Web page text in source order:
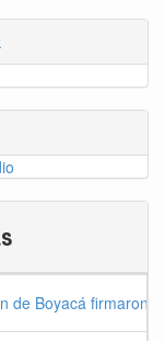
de Boyacá firmaron